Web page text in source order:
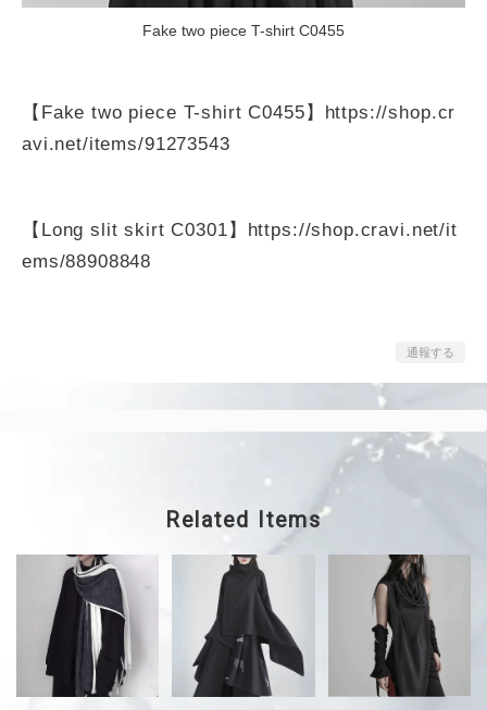
Fake two piece T-shirt C0455
【Fake two piece T-shirt C0455】 https://shop.cr
avi.net/items/91273543
【Long slit skirt C0301】 https://shop.cravi.net/it
ems/88908848
通報する
Related Items